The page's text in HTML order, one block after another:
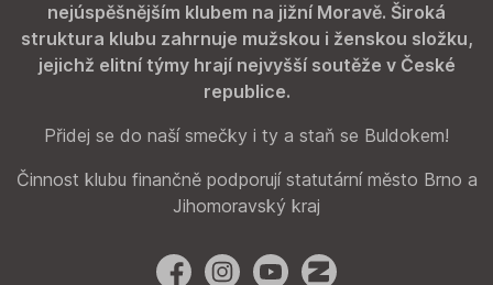
nejúspěšnějším klubem na jižní Moravě. Široká
struktura klubu zahrnuje mužskou i ženskou složku,
jejichž elitní týmy hrají nejvyšší soutěže v České
republice.
Přidej se do naší smečky i ty a staň se Buldokem!
Činnost klubu finančně podporují statutární město Brno a
Jihomoravský kraj